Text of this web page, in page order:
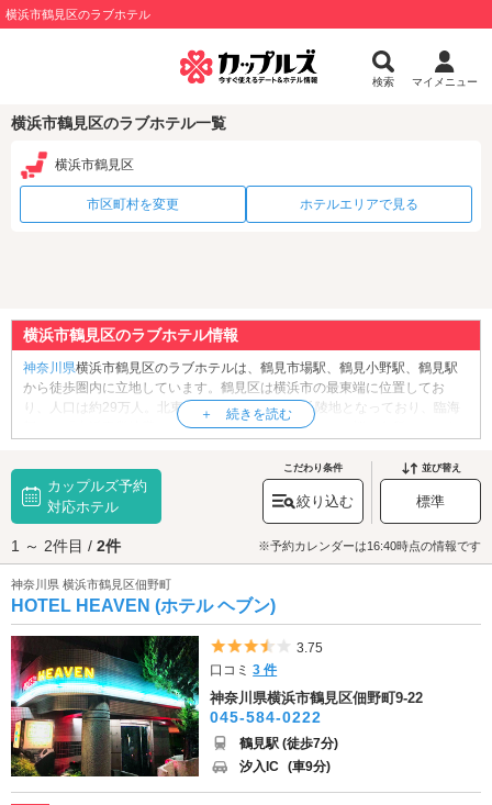
横浜市鶴見区のラブホテル
検索 マイメニュー
横浜市鶴見区のラブホテル一覧
横浜市鶴見区
市区町村を変更 ホテルエリアで見る
横浜市鶴見区のラブホテル情報
神奈川県横浜市鶴見区のラブホテルは、鶴見市場駅、鶴見小野駅、鶴見駅
から徒歩圏内に立地しています。鶴見区は横浜市の最東端に位置してお
り、人口は約29万人。北東部が平地、北西部が丘陵地となっており、臨海
部には「京浜工業地帯」が広がっています。区内には、桜の名所としても
横浜工場」、永平寺に並ぶ日本曹洞宗の中心寺院「總持寺
」など、ちょっ
とした観光名所もあります。中心市街地はJR鶴見駅を中心に形成されてお
り、駅周辺には「ミナール鶴見」「
シァル鶴見」などショッピングスポッ
トが点在しています。また、鶴見駅西口から続く「豊岡商店街」には、昔
ながらの飲食店やパン屋さんなどが連なっており、こちらはのんびり散策
をしながらお買い物やグルメを満喫するのに最適です。鶴見区のラブホテ
ルは、チェックイン後の外出OKで、ジェット・バブルバス完備、アメニテ
ィも充実しています。横浜市鶴見区でラブホテルをお探しの際は、クーポ
ン・事前予約でお得に利用ができる『カップルズ』におまかせください。
カップルズ予約
対応ホテル
こだわり条件
絞り込む
並び替え
標準
1 ～ 2件目 / 2件 ※予約カレンダーは16:40時点の情報です
神奈川県 横浜市鶴見区佃野町
HOTEL HEAVEN (ホテル ヘブン)
5つ星のうち3.5
3.75
口コミ3 件
神奈川県横浜市鶴見区佃野町9-22
045-584-0222
鶴見駅 (徒歩7分)
汐入IC (車9分)